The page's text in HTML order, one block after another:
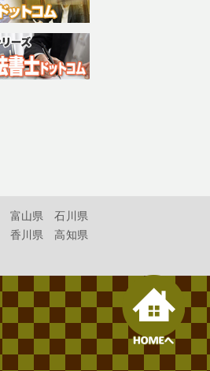
富山県
石川県
香川県
高知県